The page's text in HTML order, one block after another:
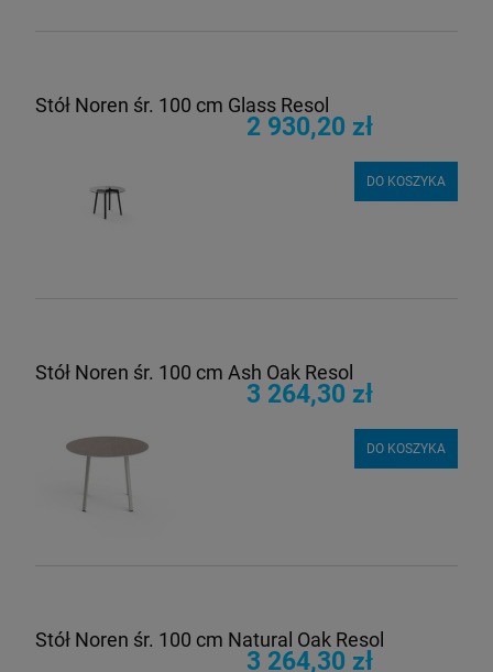
Stół Noren śr. 100 cm Glass Resol
2 930,20 zł
DO KOSZYKA
Stół Noren śr. 100 cm Ash Oak Resol
3 264,30 zł
DO KOSZYKA
Stół Noren śr. 100 cm Natural Oak Resol
3 264,30 zł